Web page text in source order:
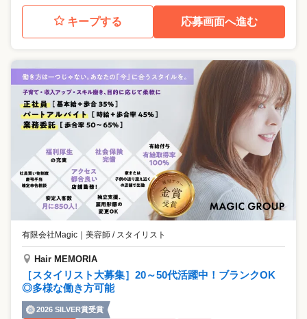
キープする 応募画面へ進む
有限会社Magic 美容師 / スタイリスト
Hair MEMORIA
［スタイリスト大募集］20～50代活躍中！ブランクOK
◎多様な働き方可能
2026 SILVER賞受賞